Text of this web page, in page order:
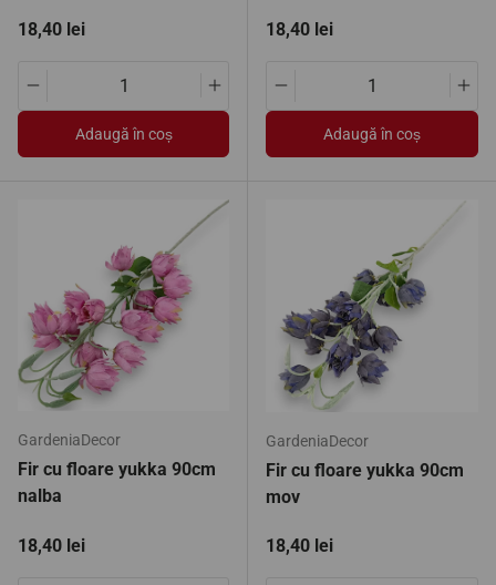
Preț standard
18,40 lei
Translation missing: ro.products.product.quantity.decrease
Translation missing:
Adaugă în coș
Preț standard
18,40 lei
Translation missing:
Adaugă în coș
GardeniaDecor
Fir cu floare yukka 90cm
nalba
Preț standard
18,40 lei
GardeniaDecor
Fir cu floare yukka 90cm
mov
Preț standard
18,40 lei